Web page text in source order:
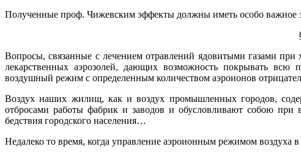
Полученные проф. Чижевским эффекты должны иметь особо важное
Вопросы, связанные с лечением отравлений ядовитыми газами
лекарственных аэрозолей, дающих возможность покрывать всю
воздушный режим с определенным количеством аэроионов
Воздух наших жилищ, как и воздух промышленных городов,
отбросами работы фабрик и заводов и обусловливают собою при
бедствия городского населения…
Недалеко то время, когда управление аэроионным режимом